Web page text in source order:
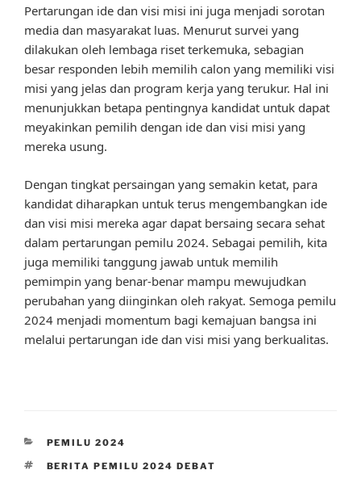
Pertarungan ide dan visi misi ini juga menjadi sorotan
media dan masyarakat luas. Menurut survei yang
dilakukan oleh lembaga riset terkemuka, sebagian
besar responden lebih memilih calon yang memiliki visi
misi yang jelas dan program kerja yang terukur. Hal ini
menunjukkan betapa pentingnya kandidat untuk dapat
meyakinkan pemilih dengan ide dan visi misi yang
mereka usung.
Dengan tingkat persaingan yang semakin ketat, para
kandidat diharapkan untuk terus mengembangkan ide
dan visi misi mereka agar dapat bersaing secara sehat
dalam pertarungan pemilu 2024. Sebagai pemilih, kita
juga memiliki tanggung jawab untuk memilih
pemimpin yang benar-benar mampu mewujudkan
perubahan yang diinginkan oleh rakyat. Semoga pemilu
2024 menjadi momentum bagi kemajuan bangsa ini
melalui pertarungan ide dan visi misi yang berkualitas.
CATEGORIES
PEMILU 2024
TAGS
BERITA PEMILU 2024 DEBAT